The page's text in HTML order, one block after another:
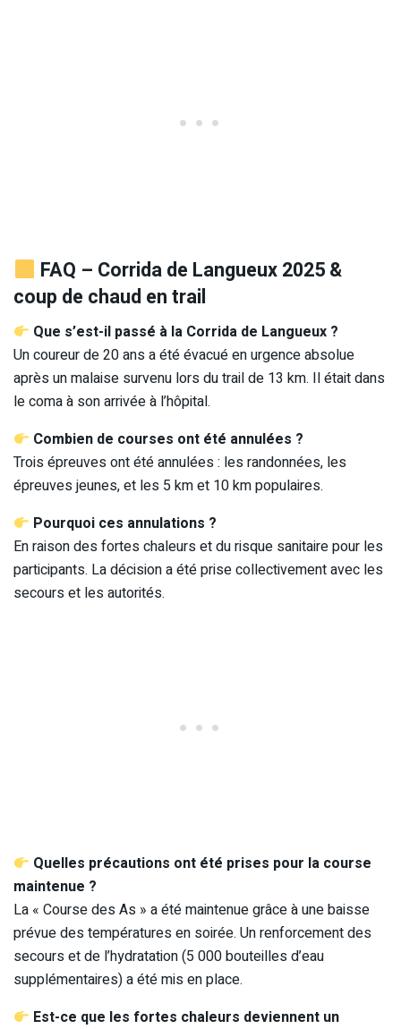
FAQ – Corrida de Langueux 2025 &
coup de chaud en trail
Que s’est-il passé à la Corrida de Langueux ?
Un coureur de 20 ans a été évacué en urgence absolue
après un malaise survenu lors du trail de 13 km. Il était dans
le coma à son arrivée à l’hôpital.
Combien de courses ont été annulées ?
Trois épreuves ont été annulées : les randonnées, les
épreuves jeunes, et les 5 km et 10 km populaires.
Pourquoi ces annulations ?
En raison des fortes chaleurs et du risque sanitaire pour les
participants. La décision a été prise collectivement avec les
secours et les autorités.
Quelles précautions ont été prises pour la course
maintenue ?
La « Course des As » a été maintenue grâce à une baisse
prévue des températures en soirée. Un renforcement des
secours et de l’hydratation (5 000 bouteilles d’eau
supplémentaires) a été mis en place.
Est-ce que les fortes chaleurs deviennent un